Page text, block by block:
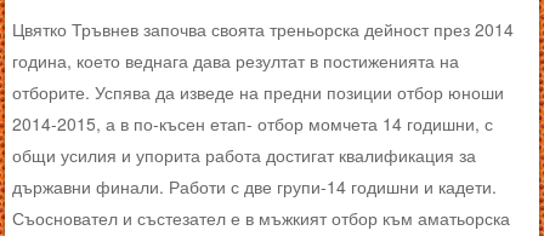
Цвятко Тръвнев започва своята треньорска дейност през 2014
година, което веднага дава резултат в постиженията на
отборите. Успява да изведе на предни позиции отбор юноши
2014-2015, а в по-късен етап- отбор момчета 14 годишни, с
общи усилия и упорита работа достигат квалификация за
държавни финали. Работи с две групи-14 годишни и кадети.
Съосновател и състезател е в мъжкият отбор към аматьорска